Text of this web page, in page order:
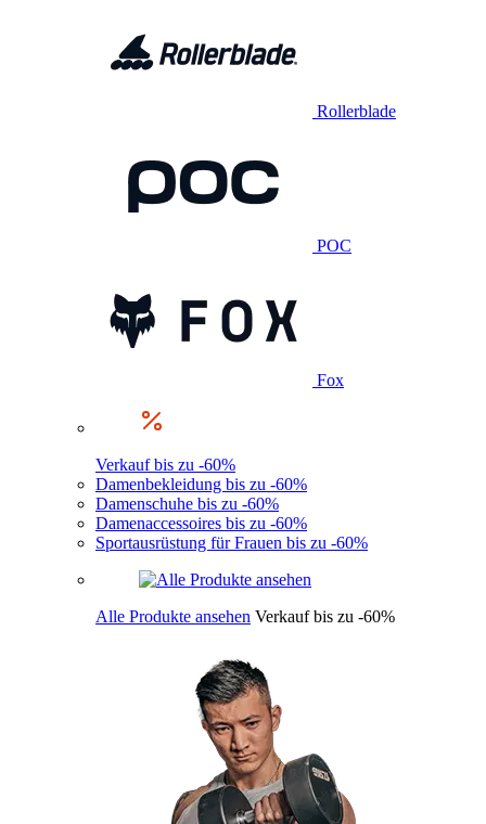
Rollerblade
POC
Fox
Verkauf bis zu -60%
Damenbekleidung bis zu -60%
Damenschuhe bis zu -60%
Damenaccessoires bis zu -60%
Sportausrüstung für Frauen bis zu -60%
Alle Produkte ansehen Verkauf bis zu -60%